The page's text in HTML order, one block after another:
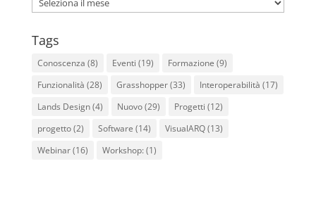
Tags
Conoscenza (8) Eventi (19) Formazione (9)
Funzionalità (28) Grasshopper(33) Interoperabilità (17)
Lands Design(4) Nuovo(29) Progetti (12)
progetto(2) Software (14) VisualARQ(13)
Webinar(16) Workshop: (1)